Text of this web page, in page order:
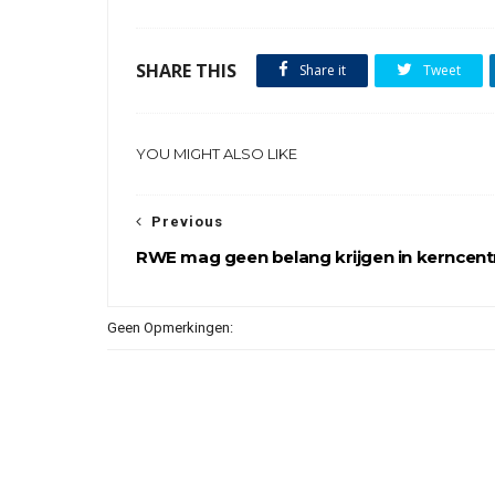
SHARE THIS Share it Tweet
YOU MIGHT ALSO LIKE
Previous
RWE mag geen belang krijgen in
Geen Opmerkingen: